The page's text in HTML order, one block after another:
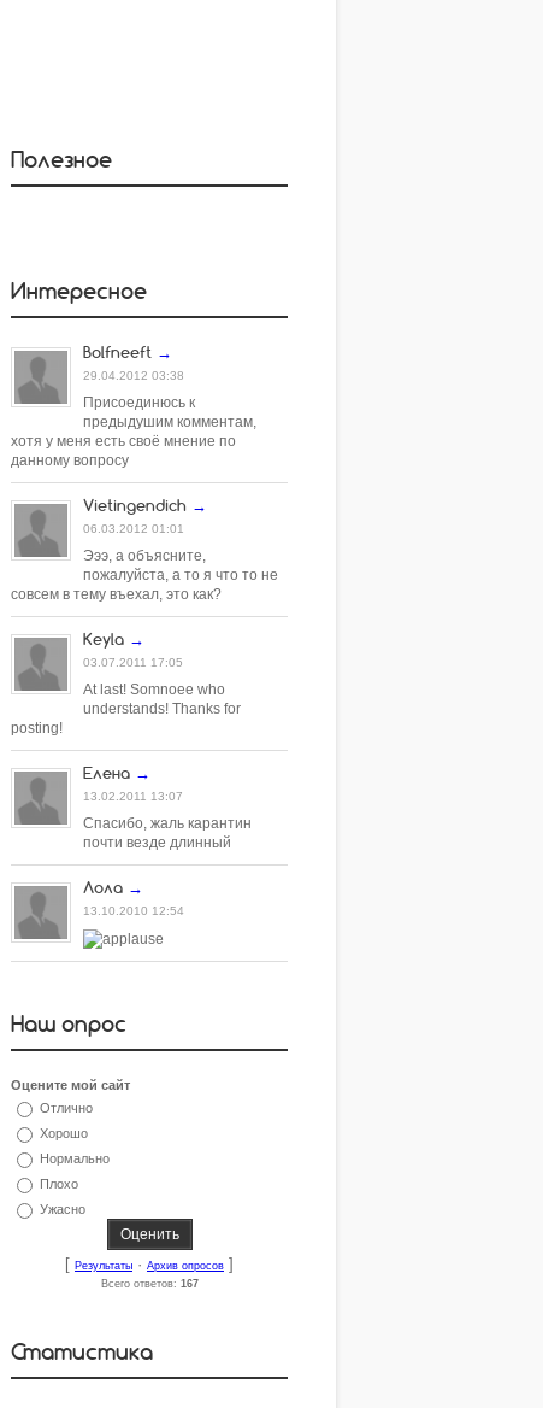
Полезное
Интересное
Bolfneeft →
29.04.2012 03:38
Присоединюсь к
предыдушим комментам,
хотя у меня есть своё мнение по
данному вопросу
Vietingendich →
06.03.2012 01:01
Эээ, а объясните,
пожалуйста, а то я что то не
совсем в тему въехал, это как?
Keyla →
03.07.2011 17:05
At last! Somnoee who
understands! Thanks for
posting!
Елена →
13.02.2011 13:07
Спасибо, жаль карантин
почти везде длинный
Лола →
13.10.2010 12:54
Наш опрос
Оцените мой сайт
Отлично
Хорошо
Нормально
Плохо
Ужасно
[ Результаты · Архив опросов ]
Всего ответов: 167
Статистика